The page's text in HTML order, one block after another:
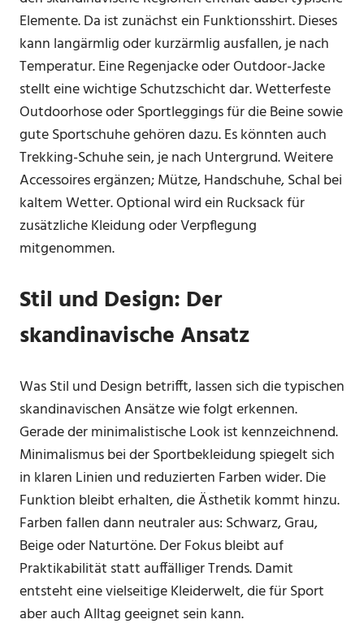
Elemente. Da ist zunächst ein Funktionsshirt. Dieses
kann langärmlig oder kurzärmlig ausfallen, je nach
Temperatur. Eine Regenjacke oder Outdoor-Jacke
stellt eine wichtige Schutzschicht dar. Wetterfeste
Outdoorhose oder Sportleggings für die Beine sowie
gute Sportschuhe gehören dazu. Es könnten auch
Trekking-Schuhe sein, je nach Untergrund. Weitere
Accessoires ergänzen; Mütze, Handschuhe, Schal bei
kaltem Wetter. Optional wird ein Rucksack für
zusätzliche Kleidung oder Verpflegung
mitgenommen.
Stil und Design: Der
skandinavische Ansatz
Was Stil und Design betrifft, lassen sich die typischen
skandinavischen Ansätze wie folgt erkennen.
Gerade der minimalistische Look ist kennzeichnend.
Minimalismus bei der Sportbekleidung spiegelt sich
in klaren Linien und reduzierten Farben wider. Die
Funktion bleibt erhalten, die Ästhetik kommt hinzu.
Farben fallen dann neutraler aus: Schwarz, Grau,
Beige oder Naturtöne. Der Fokus bleibt auf
Praktikabilität statt auffälliger Trends. Damit
entsteht eine vielseitige Kleiderwelt, die für Sport
aber auch Alltag geeignet sein kann.